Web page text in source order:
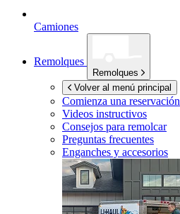
Camiones
Remolques
Remolques
Volver al menú principal
Comienza una reservación
Videos instructivos
Consejos para remolcar
Preguntas frecuentes
Enganches y accesorios